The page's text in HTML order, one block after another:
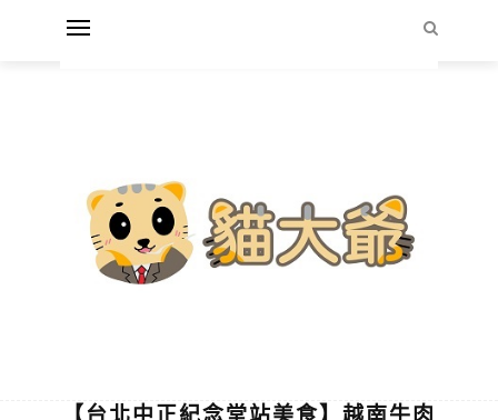
【台北中正紀念堂站美食】越南牛肉